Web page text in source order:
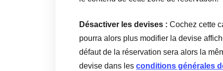
Désactiver les devises : Cochez cette
pourra alors plus modifier la devise
défaut de la réservation sera alors la
devise dans les conditions générales